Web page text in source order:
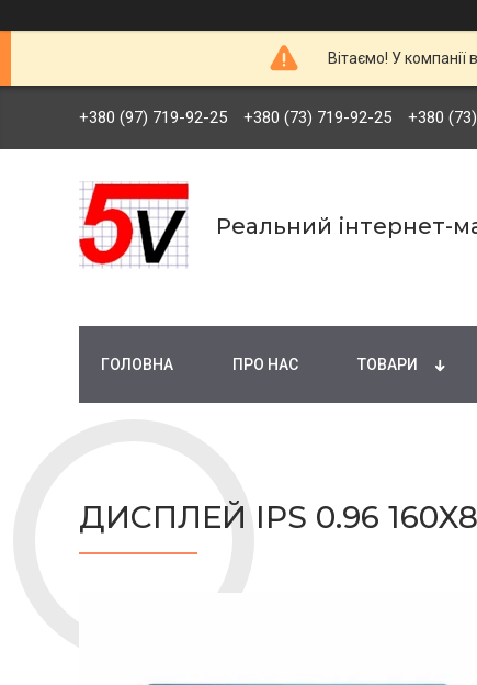
Вітаємо! У компанії
+380 (97) 719-92-25 +380 (73) 719-92-25 +380
Реальний інтернет-
ГОЛОВНА ПРО НАС ТОВАРИ
ДИСПЛЕЙ IPS 0.96